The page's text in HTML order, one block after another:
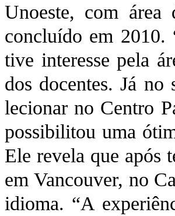
Unoeste, com área
concluído em 2010.
tive interesse pela
dos docentes. Já
lecionar no Centro
possibilitou uma
Ele revela que após
em Vancouver, no
idioma. “A